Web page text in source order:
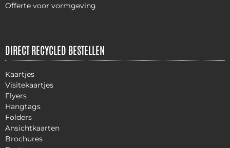
Offerte voor vormgeving
DIRECT RECYCLED BESTELLEN
Kaartjes
Visitekaartjes
Flyers
Hangtags
Folders
Ansichtkaarten
Brochures